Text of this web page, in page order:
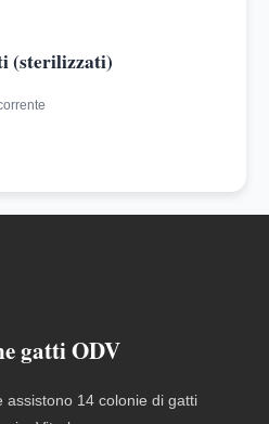
(sterilizzati)
gatti ODV
assistono 14 colonie di gatti